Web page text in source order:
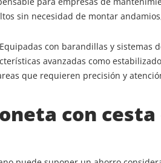
sin necesidad de montar
con barandillas y
avanzadas como
que requieren precisión y
con